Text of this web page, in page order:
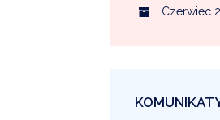
Czerwiec